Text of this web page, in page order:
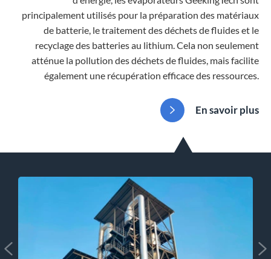
principalement utilisés pour la préparation des matériaux
de batterie, le traitement des déchets de fluides et le
recyclage des batteries au lithium. Cela non seulement
atténue la pollution des déchets de fluides, mais facilite
également une récupération efficace des ressources.
 En savoir plus
 